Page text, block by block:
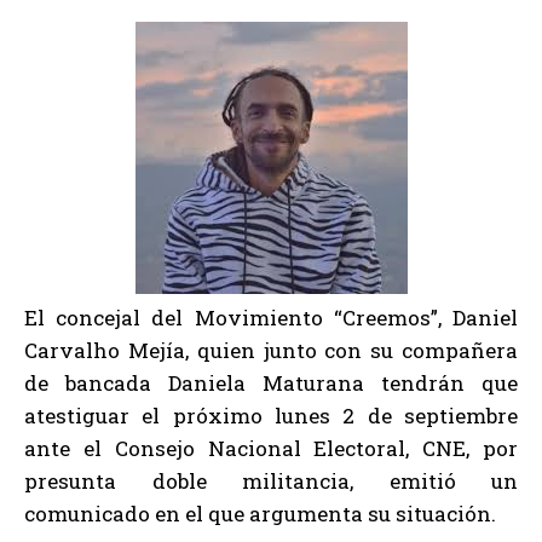
El concejal del Movimiento “Creemos”, Daniel
Carvalho Mejía, quien junto con su compañera
de bancada Daniela Maturana tendrán que
atestiguar el próximo lunes 2 de septiembre
ante el Consejo Nacional Electoral, CNE, por
presunta doble militancia, emitió un
comunicado en el que argumenta su situación.